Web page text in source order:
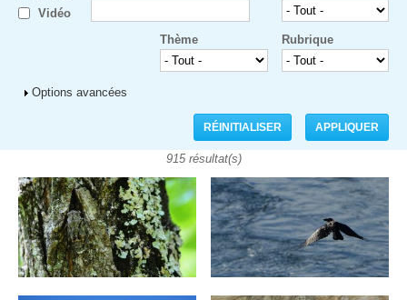
Vidéo
Rubrique
Thème
Afficher
Options avancées
915 résultat(s)
Pages